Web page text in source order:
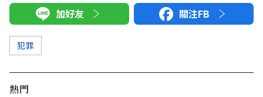
加好友 關注FB
犯罪
熱門